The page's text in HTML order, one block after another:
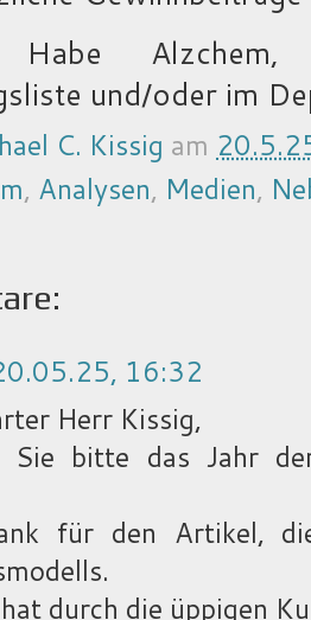
Alzchem,
und/oder im
C. Kissig am
, Analysen, Medien,
16:32
Herr Kissig,
Sie bitte das Jahr
für den Artikel,
durch die üppigen